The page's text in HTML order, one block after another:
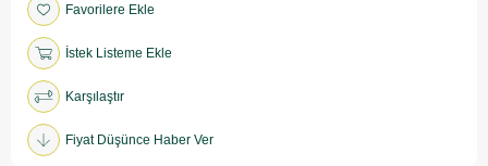
Favorilere Ekle
İstek Listeme Ekle
Karşılaştır
Fiyat Düşünce Haber Ver